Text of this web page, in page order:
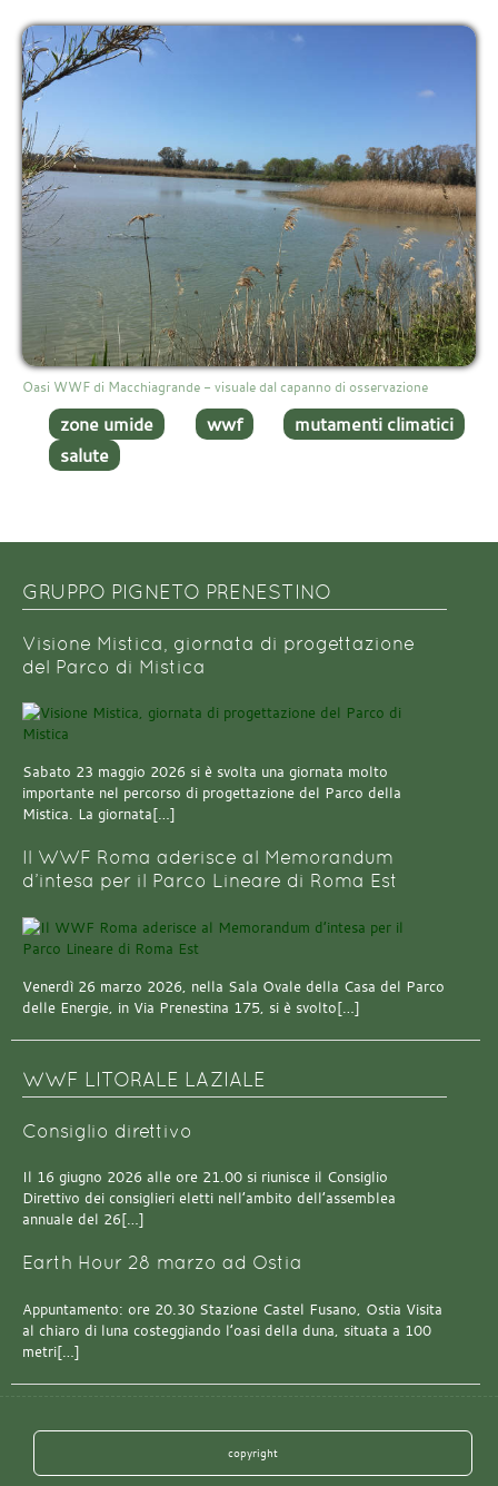
Oasi WWF di Macchiagrande - visuale dal capanno di osservazione
zone umide wwf
mutamenti climatici
salute
GRUPPO PIGNETO PRENESTINO
Visione Mistica, giornata di progettazione
del Parco di Mistica
Sabato 23 maggio 2026 si è svolta una giornata molto
importante nel percorso di progettazione del Parco della
Mistica. La giornata[…]
Il WWF Roma aderisce al Memorandum
d’intesa per il Parco Lineare di Roma Est
Venerdì 26 marzo 2026, nella Sala Ovale della Casa del Parco
delle Energie, in Via Prenestina 175, si è svolto[…]
WWF LITORALE LAZIALE
Consiglio direttivo
Il 16 giugno 2026 alle ore 21.00 si riunisce il Consiglio
Direttivo dei consiglieri eletti nell’ambito dell’assemblea
annuale del 26[…]
Earth Hour 28 marzo ad Ostia
Appuntamento: ore 20.30 Stazione Castel Fusano, Ostia Visita
al chiaro di luna costeggiando l’oasi della duna, situata a 100
metri[…]
copyright